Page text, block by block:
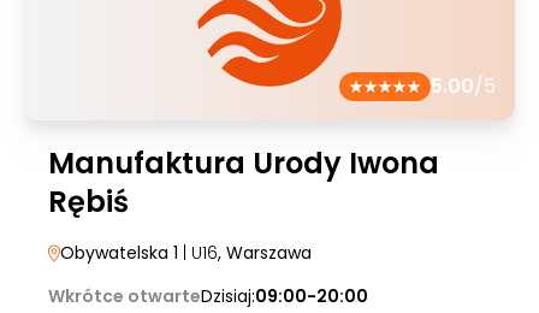
5.00/5
Manufaktura Urody Iwona
Rębiś
Obywatelska 1 | U16, Warszawa
Wkrótce otwarteDzisiaj:09:00-20:00